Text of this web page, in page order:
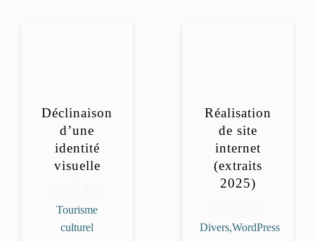
Déclinaison
d’une
identité
visuelle
Tourisme
culturel
Réalisation
de site
internet
(extraits
2025)
Divers,WordPress